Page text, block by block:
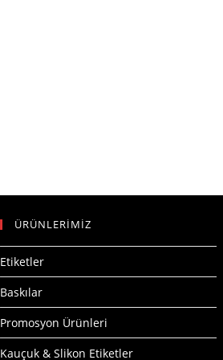
ÜRÜNLERİMİZ
Etiketler
Baskılar
Promosyon Ürünleri
Kauçuk & Slikon Etiketler